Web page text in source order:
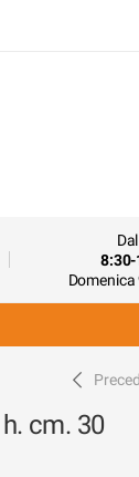
8:30-
cm. 30